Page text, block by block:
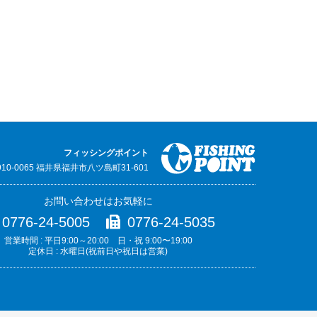
フィッシングポイント
0065 福井県福井市八ツ島町31-601
お問い合わせはお気軽に
0776-24-5005 0776-24-5035
営業時間 : 平日9:00～20:00 日・祝 9:00〜19:00
定休日 : 水曜日(祝前日や祝日は営業)